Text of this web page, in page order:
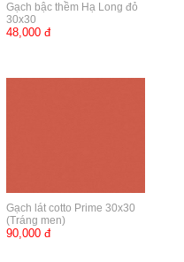
Gạch bậc thềm Hạ Long đỏ
30x30
48,000 đ
Gạch lát cotto Prime 30x30
(Tráng men)
90,000 đ